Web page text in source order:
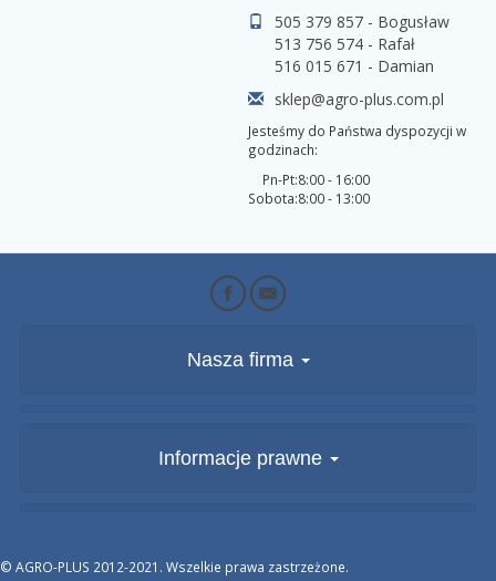
505 379 857 - Bogusław
513 756 574 - Rafał
516 015 671 - Damian
sklep@agro-plus.com.pl
Jesteśmy do Państwa dyspozycji w
godzinach:
Pn-Pt:
Sobota:
8:00 - 16:00
8:00 - 13:00
Nasza firma
Informacje prawne
© AGRO-PLUS 2012-2021. Wszelkie prawa zastrzeżone.